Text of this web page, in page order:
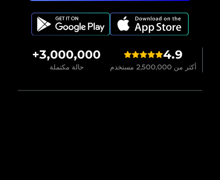
4.9
أكثر من 2,500,000 مستخدم
3,000,000+
حالة مكتملة